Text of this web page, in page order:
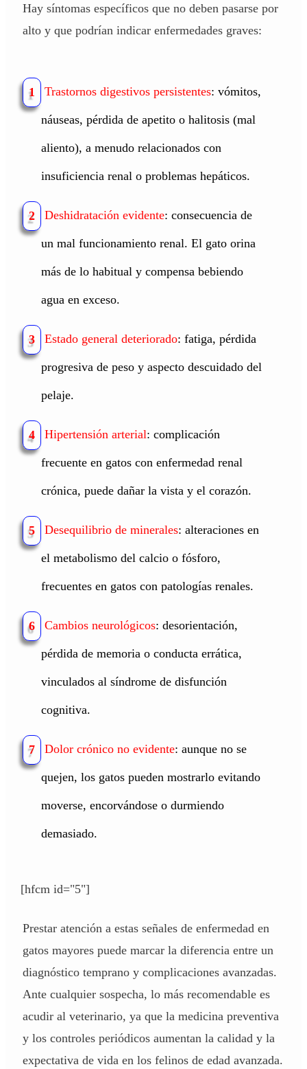
Hay síntomas específicos que no deben pasarse por
alto y que podrían indicar enfermedades graves:
1 Trastornos digestivos persistentes: vómitos,
náuseas, pérdida de apetito o halitosis (mal
aliento), a menudo relacionados con
insuficiencia renal o problemas hepáticos.
2 Deshidratación evidente: consecuencia de
un mal funcionamiento renal. El gato orina
más de lo habitual y compensa bebiendo
agua en exceso.
3 Estado general deteriorado: fatiga, pérdida
progresiva de peso y aspecto descuidado del
pelaje.
4 Hipertensión arterial: complicación
frecuente en gatos con enfermedad renal
crónica, puede dañar la vista y el corazón.
5 Desequilibrio de minerales: alteraciones en
el metabolismo del calcio o fósforo,
frecuentes en gatos con patologías renales.
6 Cambios neurológicos: desorientación,
pérdida de memoria o conducta errática,
vinculados al síndrome de disfunción
cognitiva.
7 Dolor crónico no evidente: aunque no se
quejen, los gatos pueden mostrarlo evitando
moverse, encorvándose o durmiendo
demasiado.
[hfcm id="5"]
Prestar atención a estas señales de enfermedad en
gatos mayores puede marcar la diferencia entre un
diagnóstico temprano y complicaciones avanzadas.
Ante cualquier sospecha, lo más recomendable es
acudir al veterinario, ya que la medicina preventiva
y los controles periódicos aumentan la calidad y la
expectativa de vida en los felinos de edad avanzada.